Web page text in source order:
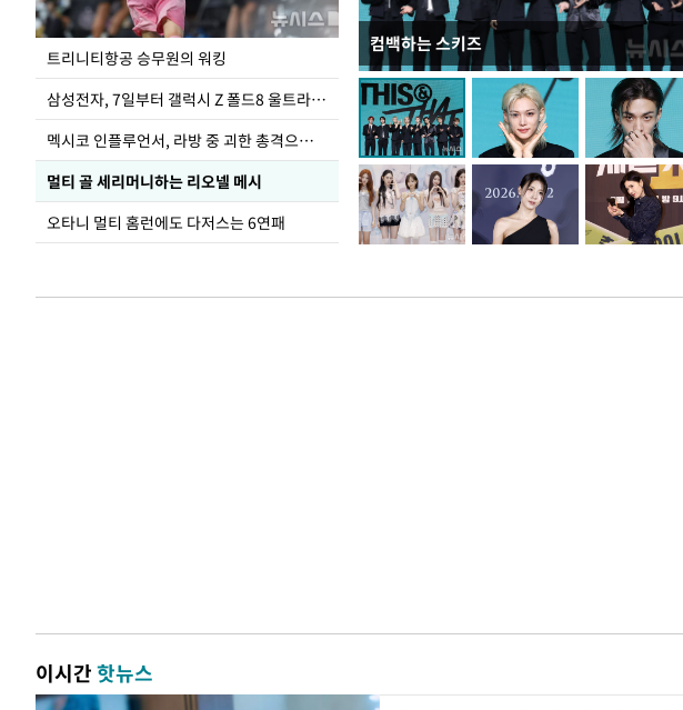
트리니티항공 승무원의 워킹
삼성전자, 7일부터 갤럭시 Z 폴드8 울트라·폴드8·플립8 출시
멕시코 인플루언서, 라방 중 괴한 총격으로 사망
멀티 골 세리머니하는 리오넬 메시
오타니 멀티 홈런에도 다저스는 6연패
컴백하는 스키즈
입추 하루 앞둔 전남광주… 열화상 카메라에
폭염
이시간핫뉴스